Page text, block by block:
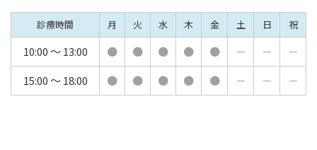
診療時間 月 火 水 木 金 土 日 祝
10:00 ～ 13:00 ● ● ● ● ● － －
－
15:00 ～ 18:00
● ● ● ● ● － － －